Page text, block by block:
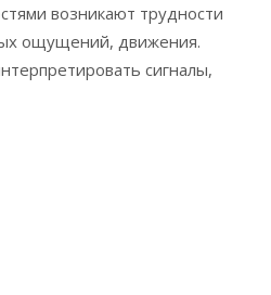
возникают трудности
ощущений, движения.
сигналы,